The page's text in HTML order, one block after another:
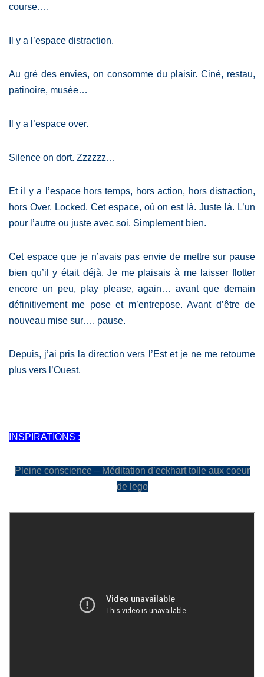
course….
Il y a l’espace distraction.
Au gré des envies, on consomme du plaisir. Ciné, restau,
patinoire, musée…
Il y a l’espace over.
Silence on dort. Zzzzzz…
Et il y a l’espace hors temps, hors action, hors distraction,
hors Over. Locked. Cet espace, où on est là. Juste là. L’un
pour l’autre ou juste avec soi. Simplement bien.
Cet espace que je n’avais pas envie de mettre sur pause
bien qu’il y était déjà. Je me plaisais à me laisser flotter
encore un peu, play please, again… avant que demain
définitivement me pose et m’entrepose. Avant d’être de
nouveau mise sur…. pause.
Depuis, j’ai pris la direction vers l’Est et je ne me retourne
plus vers l’Ouest.
INSPIRATIONS :
Pleine conscience – Méditation d’eckhart tolle aux coeur
de lego